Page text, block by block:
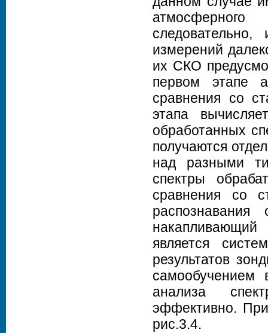
следовательно,
измерений
их СКО
первом этапе
сравнения со
этапа
обработанных
получаются
над разными
спектры
сравнения со
является
результатов
самообучением
анализа
эффективно.
рис.3.4.